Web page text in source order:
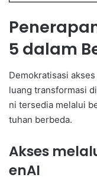
5 dalam
Demokratisasi
luang transformasi
ni tersedia melalui
tuhan berbeda.
Akses
enAI